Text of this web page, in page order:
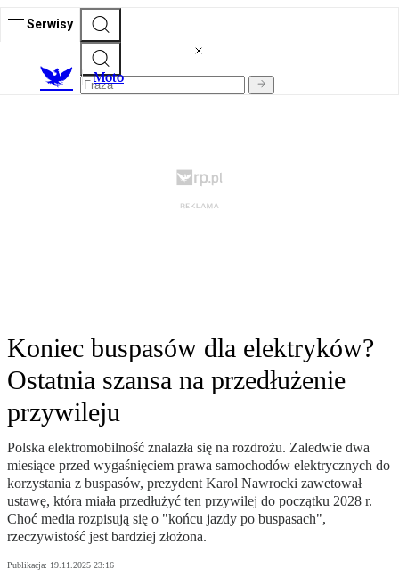
Serwisy
Moto
Koniec buspasów dla elektryków?
Ostatnia szansa na przedłużenie
przywileju
Polska elektromobilność znalazła się na rozdrożu. Zaledwie dwa
miesiące przed wygaśnięciem prawa samochodów elektrycznych do
korzystania z buspasów, prezydent Karol Nawrocki zawetował
ustawę, która miała przedłużyć ten przywilej do początku 2028 r.
Choć media rozpisują się o "końcu jazdy po buspasach",
rzeczywistość jest bardziej złożona.
Publikacja: 19.11.2025 23:16